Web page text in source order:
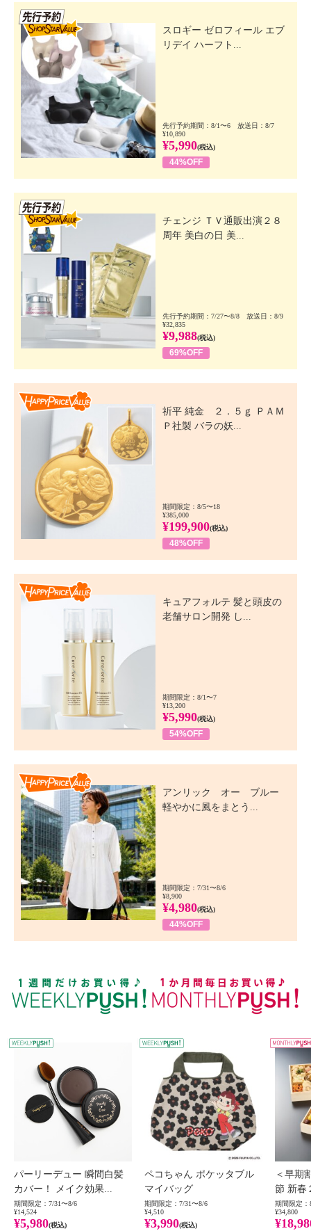
スロギー ゼロフィール エブ
リデイ ハーフト...
先行予約期間：8/1〜6 放送日：8/7
¥10,890
¥5,990(税込)
44%OFF
チェンジ ＴＶ通販出演２８
周年 美白の日 美...
先行予約期間：7/27〜8/8 放送日：8/9
¥32,835
¥9,988(税込)
69%OFF
祈平 純金 ２．５ｇ ＰＡＭ
Ｐ社製 バラの妖...
期間限定：8/5〜18
¥385,000
¥199,900(税込)
48%OFF
キュアフォルテ 髪と頭皮の
老舗サロン開発 し...
期間限定：8/1〜7
¥13,200
¥5,990(税込)
54%OFF
アンリック オー ブルー
軽やかに風をまとう...
期間限定：7/31〜8/6
¥8,900
¥4,980(税込)
44%OFF
WEEKLY PUSH
パーリーデュー 瞬間白髪
カバー！ メイク効果...
期間限定：7/31〜8/6
¥14,524
¥5,980(税込)
ペコちゃん ポケッタブル
マイバッグ
期間限定：7/31〜8/6
¥4,510
¥3,990(税込)
＜早期
節 新春
期間限定：
¥34,800